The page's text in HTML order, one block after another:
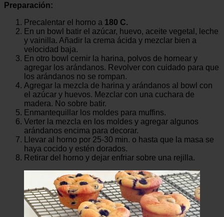
Preparación:
Precalentar el horno a 180 C.
En un bowl batir el azúcar, huevo, aceite vegetal, leche
y vainilla. Añadir la crema ácida y mezclar bien a
velocidad baja.
En otro bowl cernir la harina, polvos de hornear y
agregar los arándanos. Revolver con cuidado para que
los arándanos no se rompan.
Agregar la mezcla de harina y arándanos al bowl con
el azúcar y huevos. Mezclar con una cuchara de
madera. No sobre batir.
Enmantequillar los moldes para muffins.
Verter la mezcla en los moldes y agregar algunos
arándanos encima para decorar.
Llevar al horno por 25-30 min. o hasta que la masa se
haya cocido y estén dorados.
Retirar del horno y dejar enfriar sobre una rejilla.